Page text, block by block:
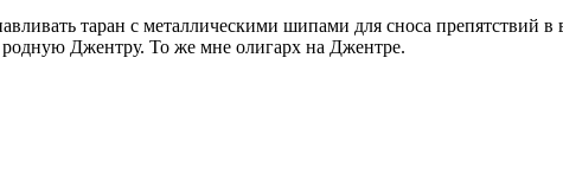
таран с металлическими шипами для сноса препятствий
Джентру. То же мне олигарх на Джентре.